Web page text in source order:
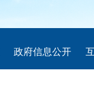
政府信息公开